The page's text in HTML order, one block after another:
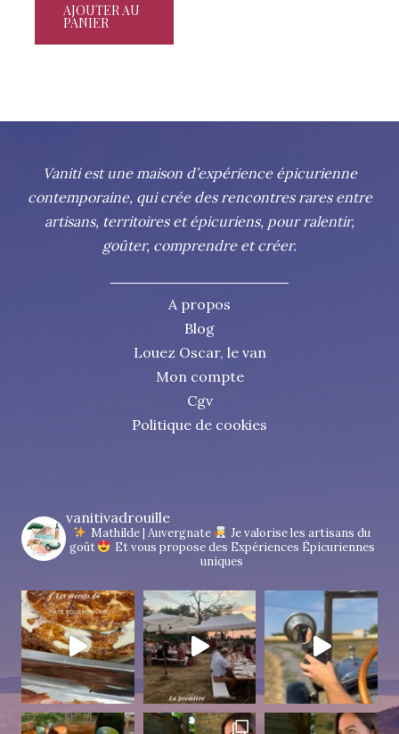
AJOUTER AU
PANIER
Vaniti est une maison d’expérience épicurienne
contemporaine, qui crée des rencontres rares entre
artisans, territoires et épicuriens, pour ralentir,
goûter, comprendre et créer.
A propos
Blog
Louez Oscar, le van
Mon compte
Cgv
Politique de cookies
vanitivadrouille
Mathilde | Auvergnate
Je valorise les artisans du
goût
Et vous propose des Expériences Épicuriennes
uniques